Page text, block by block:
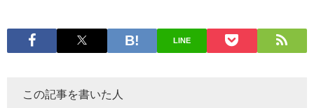
LINE
この記事を書いた人